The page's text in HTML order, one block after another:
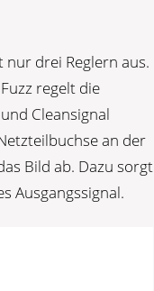
drei Reglern aus.
regelt die
Cleansignal
an der
Bild ab. Dazu sorgt
Ausgangssignal.